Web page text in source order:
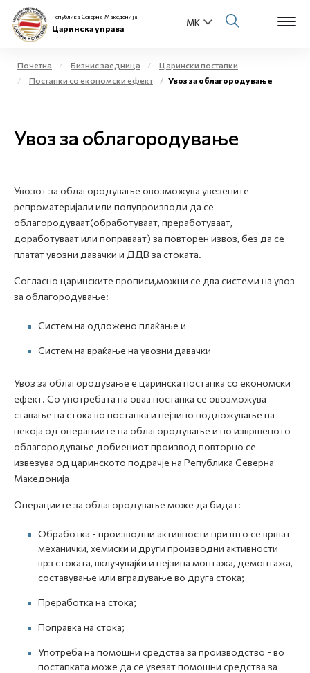
Физички лица
Е-Царина
Медиа центар
Република Северна Македонија
Царинска управа
Почетна Бизнис заедница
Царински постапки
Постапки со економски ефект
Увоз за облагородување
Увоз за облагородување
Увозот за облагородување овозможува увезените
репроматеријали или полупроизводи да се
облагородуваат(обработуваат, преработуваат,
доработуваат или поправаат) за повторен извоз, без да се
платат увозни давачки и ДДВ за стоката.
Согласно царинските прописи,можни се два системи на увоз
за облагородување:
Систем на одложено плаќање и
Систем на враќање на увозни давачки
Увоз за облагородување е царинска постапка со економски
ефект. Со употребата на оваа постапка се овозможува
ставање на стока во постапка и нејзино подложување на
некоја од операциите на облагородување и по извршеното
облагородување добиениот производ повторно се
извезува од царинското подрачје на Република Северна
Македонија
Операциите за облагородување може да бидат:
Обработка - производни активности при што се вршат
механички, хемиски и други производни активности
врз стоката, вклучувајќи и нејзина монтажа, демонтажа,
составување или вградување во друга стока;
Преработка на стока;
Поправка на стока;
Употреба на помошни средства за производство - во
постапката може да се увезат помошни средства за